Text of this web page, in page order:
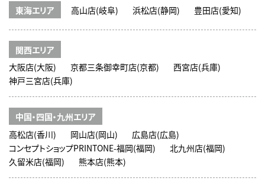
東海エリア 高山店(岐阜) 浜松店(静岡) 豊田店(愛知)
関西エリア
大阪店(大阪)
京都三条御幸町店(京都)
西宮店(兵庫)
神戸三宮店(兵庫)
中国・四国・九州エリア
高松店(香川)
岡山店(岡山)
広島店(広島)
コンセプトショップPRINTONE-福岡(福岡)
北九州店(福岡)
久留米店(福岡)
熊本店(熊本)